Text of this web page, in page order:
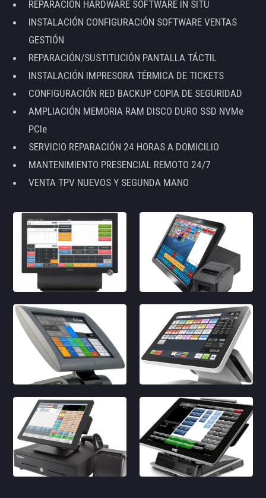
REPARACIÓN HARDWARE SOFTWARE IN SITU
INSTALACIÓN CONFIGURACIÓN SOFTWARE VENTAS
GESTIÓN
REPARACIÓN/SUSTITUCIÓN PANTALLA TÁCTIL
INSTALACIÓN IMPRESORA TÉRMICA DE TICKETS
CONFIGURACIÓN RED BACKUP COPIA DE SEGURIDAD
AMPLIACIÓN MEMORIA RAM DISCO DURO SSD NVMe
PCIe
SERVICIO REPARACIÓN 24 HORAS A DOMICILIO
MANTENIMIENTO PRESENCIAL REMOTO 24/7
VENTA TPV NUEVOS Y SEGUNDA MANO